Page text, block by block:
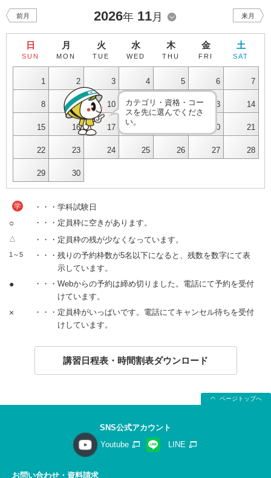
前月 2026年 11月 来月
日
SUN
月
MON
火
TUE
水
WED
木
THU
金
FRI
土
SAT
1 2 3 4 5 6 7
8 9 10 11 12 13 14
15 16 17 20 21
22 23 24 25 26 27 28
29 30
カテゴリ・資格・コー
スを先に選んでくださ
い。
学 ・・・学科試験日
○ ・・・定員枠に空きがあります。
△ ・・・定員枠の残が少なくなっています。
1～5
・・・残りの予約枠数が5名以下になると、残数を数字にて表
示しています。
●
・・・Webからの予約は締め切りました。電話にて予約を受付
けています。
×
・・・定員枠がいっぱいです。電話にてキャンセル待ちを受付
けしています。
講習日程表・時間割表ダウンロード
ページトップへ
SNS公式アカウント
Youtube
LINE
お問い合わせ・資料請求